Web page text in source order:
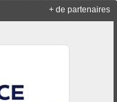
+ de partenaires